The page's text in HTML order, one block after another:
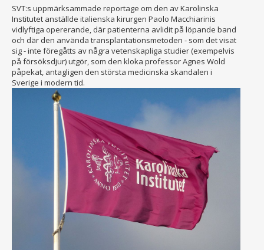
SVT:s uppmärksammade reportage om den av Karolinska
Institutet anställde italienska kirurgen Paolo Macchiarinis
vidlyftiga opererande, där patienterna avlidit på löpande band
och där den använda transplantationsmetoden - som det visat
sig - inte föregåtts av några vetenskapliga studier (exempelvis
på försöksdjur) utgör, som den kloka professor Agnes Wold
påpekat, antagligen den största medicinska skandalen i
Sverige i modern tid.